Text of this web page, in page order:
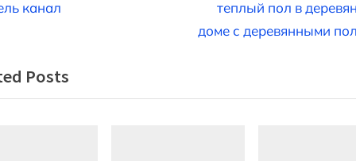
канал
x
o
теплый пол в
доме с деревянными
Posts